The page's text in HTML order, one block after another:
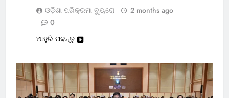
ଓଡ଼ିଶା ପରିକ୍ରମା ବ୍ୟୁରୋ
2 months ago
0
ଆହୁରି ପଢନ୍ତୁ